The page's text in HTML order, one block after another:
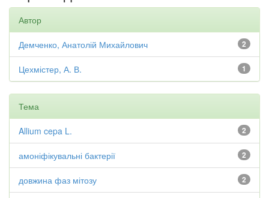
Автор
2
Демченко, Анатолій Михайлович
1
Цехмістер, А. В.
Тема
2
Allium cepa L.
2
амоніфікувальні бактерії
2
довжина фаз мітозу